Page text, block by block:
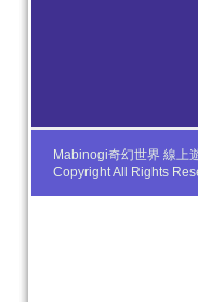
Mabinogi奇幻世界 線上
Copyright All Rights